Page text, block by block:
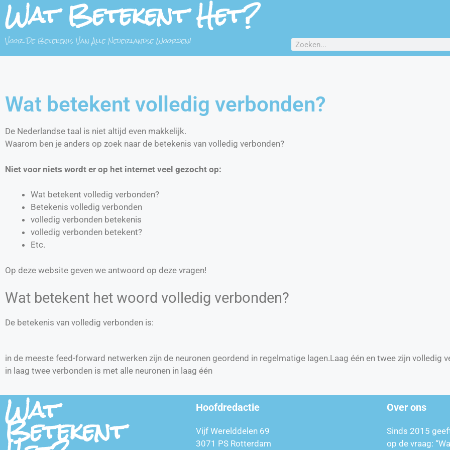
Wat Betekent Het?
Voor De Betekenis Van Alle Nederlandse Woorden!
Wat betekent volledig verbonden?
De Nederlandse taal is niet altijd even makkelijk.
Waarom ben je anders op zoek naar de betekenis van volledig verbonden?
Niet voor niets wordt er op het internet veel gezocht op:
Wat betekent volledig verbonden?
Betekenis volledig verbonden
volledig verbonden betekenis
volledig verbonden betekent?
Etc.
Op deze website geven we antwoord op deze vragen!
Wat betekent het woord volledig verbonden?
De betekenis van volledig verbonden is:
in de meeste feed-forward netwerken zijn de neuronen geordend in regelmatige lagen.Laag één en twee zijn volledig
in laag twee verbonden is met alle neuronen in laag één
Wat
Betekent Hoofdredactie
Vijf Werelddelen 69
3071 PS Rotterdam
Over ons
Sinds 2015
op de vraag: